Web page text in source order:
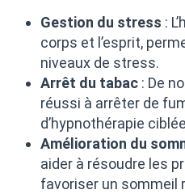
Gestion du stress :
corps et l’esprit,
niveaux de stress.
Arrêt du tabac : De
réussi à arrêter de
d’hypnothérapie
Amélioration du
aider à résoudre les
favoriser un sommeil